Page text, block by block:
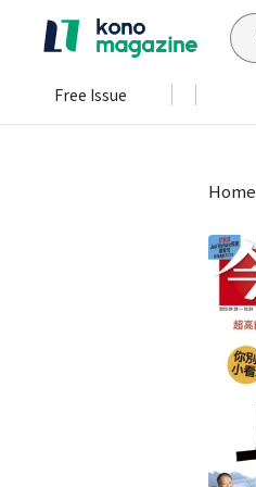
Free Issue
Home